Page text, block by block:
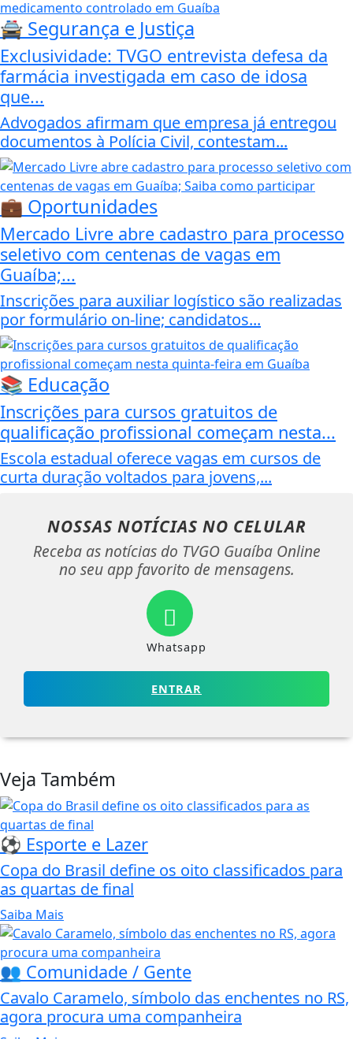
🚔 Segurança e Justiça
Exclusividade: TVGO entrevista defesa da
farmácia investigada em caso de idosa
que...
Advogados afirmam que empresa já entregou
documentos à Polícia Civil, contestam...
💼 Oportunidades
Mercado Livre abre cadastro para processo
seletivo com centenas de vagas em
Guaíba;...
Inscrições para auxiliar logístico são realizadas
por formulário on-line; candidatos...
📚 Educação
Inscrições para cursos gratuitos de
qualificação profissional começam nesta...
Escola estadual oferece vagas em cursos de
curta duração voltados para jovens,...
NOSSAS NOTÍCIAS NO CELULAR
Receba as notícias do TVGO Guaíba Online
no seu app favorito de mensagens.
Whatsapp
ENTRAR
Veja Também
⚽ Esporte e Lazer
Copa do Brasil define os oito classificados para
as quartas de final
Saiba Mais
👥 Comunidade / Gente
Cavalo Caramelo, símbolo das enchentes no RS,
agora procura uma companheira